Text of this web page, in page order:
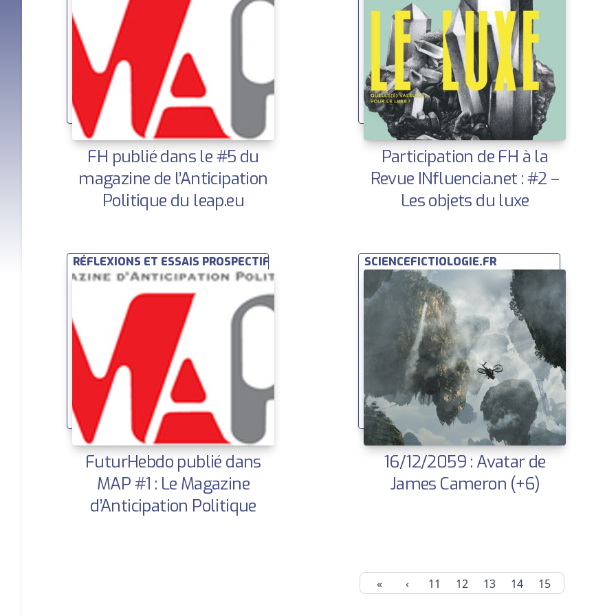
FH publié dans le #5 du
magazine de l’Anticipation
Politique du leap.eu
Participation de FH à la
Revue INfluencia.net : #2 –
Les objets du luxe
RÉFLEXIONS ET ESSAIS PROSPECTIFS
FuturHebdo publié dans
MAP #1 : Le Magazine
d’Anticipation Politique
SCIENCEFICTIOLOGIE.FR
16/12/2059 : Avatar de
James Cameron (+6)
« ‹ 11 12 13 14 15